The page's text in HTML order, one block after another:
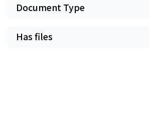
Document Type
Has files